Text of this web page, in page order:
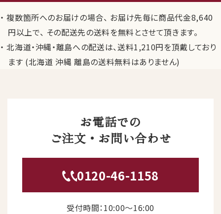
複数箇所へのお届けの場合、 お届け先毎に商品代金8,640
円以上で、 その配送先の送料を無料とさせて頂きます。
北海道・沖縄・離島への配送は、送料1,210円を頂戴しており
ます (北海道 沖縄 離島の送料無料はありません)
お電話での
ご注文・お問い合わせ
0120-46-1158
受付時間：10:00〜16:00